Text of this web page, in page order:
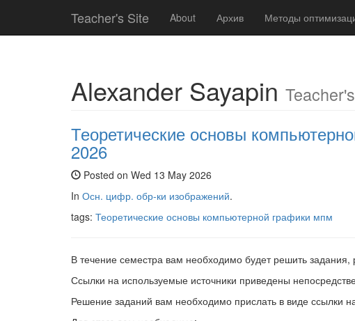
Teacher's Site About Архив Методы
Alexander Sayapin
Теоретические основы
2026
Posted on Wed 13 May 2026
In Осн. цифр. обр-ки изображений.
tags: Теоретические основы компьютерной графики мпм
В течение семестра вам необходимо будет решить
Ссылки на используемые источники приведены
Решение заданий вам необходимо прислать в виде ссылки